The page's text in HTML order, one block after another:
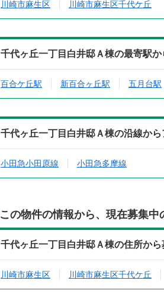
川崎市麻生区 川崎市麻生区千代ケ丘
千代ヶ丘一丁目白井邸Ａ棟の最寄駅
百合ケ丘駅 新百合ヶ丘駅 五月台駅
千代ヶ丘一丁目白井邸Ａ棟の沿線か
小田急小田原線 小田急多摩線
この物件の情報から、現在募集中
千代ヶ丘一丁目白井邸Ａ棟の住所か
川崎市麻生区 川崎市麻生区千代ケ丘